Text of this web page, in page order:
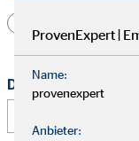
Dein vollständiger
ProvenExpert |
Name:
provenexpert
Anbieter: